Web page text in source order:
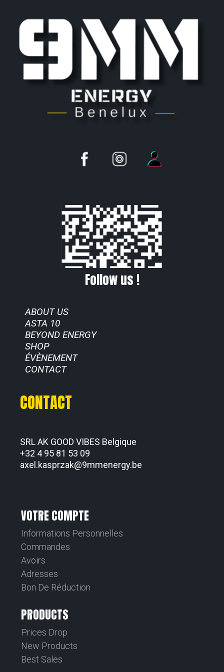
Follow us !
ABOUT US
ASTA 10
BEYOND ENERGY
SHOP
ÉVÈNEMENT
CONTACT
CONTACT
SRL AK GOOD VIBES Belgique
+32 4 95 81 53 09
axel.kasprzak@9mmenergy.be
VOTRE COMPTE
Informations Personnelles
Commandes
Avoirs
Adresses
Bon De Réduction
PRODUCTS
Prices Drop
New Products
Best Sales